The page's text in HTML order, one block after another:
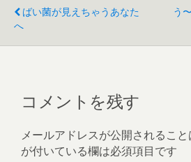
ばい菌が見えちゃうあなた
へ
う
コメントを残す
メールアドレスが公開されること
が付いている欄は必須項目です